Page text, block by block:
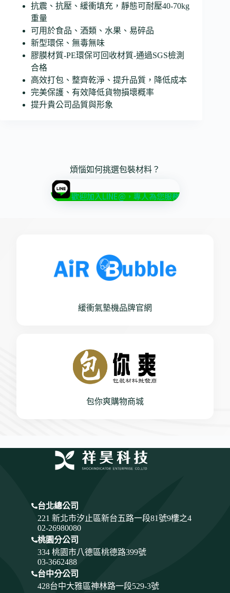
抗震、抗壓、緩衝填充，靜態可耐壓40-70kg
重量
可用於食品、酒類、水果、易碎品
新型環保、無毒無味
膠膜材質-PE環保可回收材質-通過SGS檢測
合格
高效打包、整齊乾淨、提升品質，降低成本
完美保護、有效降低貨物損壞概率
提升貴公司品質與形象
煩惱如何挑選包裝材料？
歡迎加入LINE@，專人為您服務
緩衝氣墊機品牌官網
包你爽購物商城
台北總公司
221 新北市汐止區新台五路一段81號9樓之4
02-26980080
桃園分公司
334 桃園市八德區桃德路399號
03-3662488
台中分公司
428台中大雅區神林路一段529-3號